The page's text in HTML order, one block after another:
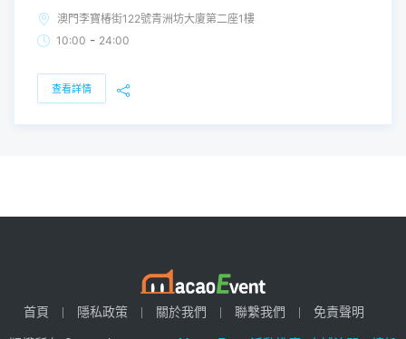
澳門李寶椿街122號青洲坊大廈第二座1樓
10:00 - 24:00
查看詳情
首頁 隱私政策 關於我們 聯繫我們
免責聲明